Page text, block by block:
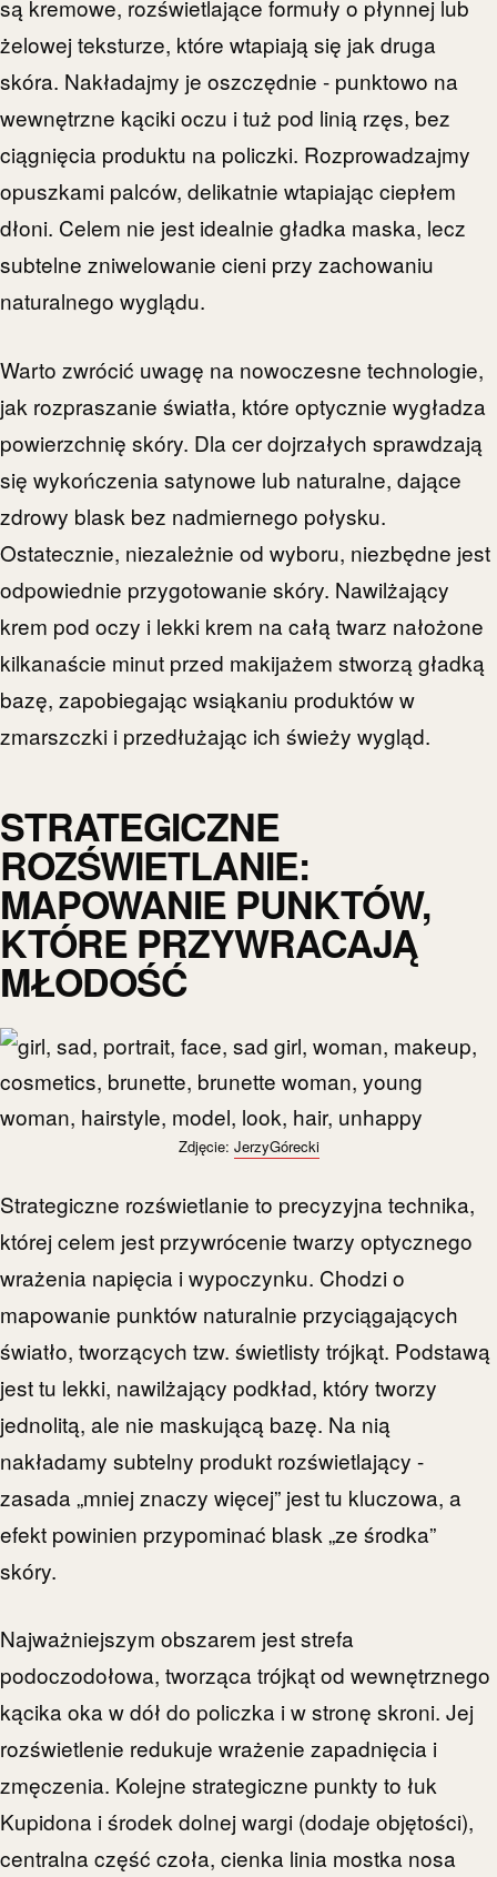
są kremowe, rozświetlające formuły o płynnej lub
żelowej teksturze, które wtapiają się jak druga
skóra. Nakładajmy je oszczędnie - punktowo na
wewnętrzne kąciki oczu i tuż pod linią rzęs, bez
ciągnięcia produktu na policzki. Rozprowadzajmy
opuszkami palców, delikatnie wtapiając ciepłem
dłoni. Celem nie jest idealnie gładka maska, lecz
subtelne zniwelowanie cieni przy zachowaniu
naturalnego wyglądu.
Warto zwrócić uwagę na nowoczesne technologie,
jak rozpraszanie światła, które optycznie wygładza
powierzchnię skóry. Dla cer dojrzałych sprawdzają
się wykończenia satynowe lub naturalne, dające
zdrowy blask bez nadmiernego połysku.
Ostatecznie, niezależnie od wyboru, niezbędne jest
odpowiednie przygotowanie skóry. Nawilżający
krem pod oczy i lekki krem na całą twarz nałożone
kilkanaście minut przed makijażem stworzą gładką
bazę, zapobiegając wsiąkaniu produktów w
zmarszczki i przedłużając ich świeży wygląd.
STRATEGICZNE
ROZŚWIETLANIE:
MAPOWANIE PUNKTÓW,
KTÓRE PRZYWRACAJĄ
MŁODOŚĆ
Zdjęcie: JerzyGórecki
Strategiczne rozświetlanie to precyzyjna technika,
której celem jest przywrócenie twarzy optycznego
wrażenia napięcia i wypoczynku. Chodzi o
mapowanie punktów naturalnie przyciągających
światło, tworzących tzw. świetlisty trójkąt. Podstawą
jest tu lekki, nawilżający podkład, który tworzy
jednolitą, ale nie maskującą bazę. Na nią
nakładamy subtelny produkt rozświetlający -
zasada „mniej znaczy więcej” jest tu kluczowa, a
efekt powinien przypominać blask „ze środka”
skóry.
Najważniejszym obszarem jest strefa
podoczodołowa, tworząca trójkąt od wewnętrznego
kącika oka w dół do policzka i w stronę skroni. Jej
rozświetlenie redukuje wrażenie zapadnięcia i
zmęczenia. Kolejne strategiczne punkty to łuk
Kupidona i środek dolnej wargi (dodaje objętości),
centralna część czoła, cienka linia mostka nosa